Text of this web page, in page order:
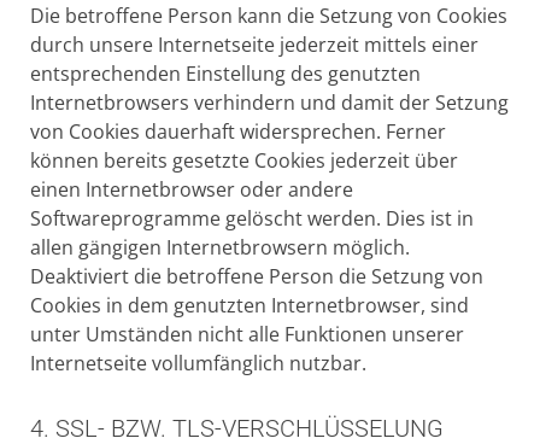
Die betroffene Person kann die Setzung von Cookies
durch unsere Internetseite jederzeit mittels einer
entsprechenden Einstellung des genutzten
Internetbrowsers verhindern und damit der Setzung
von Cookies dauerhaft widersprechen. Ferner
können bereits gesetzte Cookies jederzeit über
einen Internetbrowser oder andere
Softwareprogramme gelöscht werden. Dies ist in
allen gängigen Internetbrowsern möglich.
Deaktiviert die betroffene Person die Setzung von
Cookies in dem genutzten Internetbrowser, sind
unter Umständen nicht alle Funktionen unserer
Internetseite vollumfänglich nutzbar.
4. SSL- BZW. TLS-VERSCHLÜSSELUNG